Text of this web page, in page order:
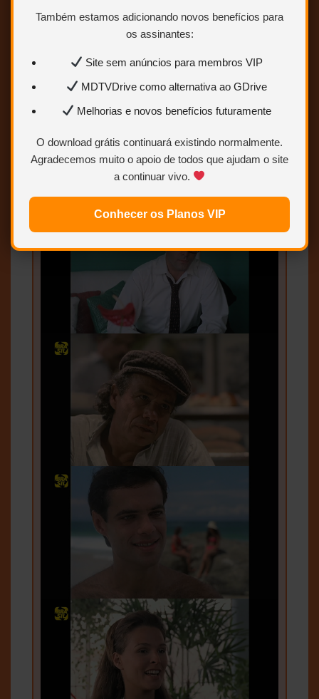
Também estamos adicionando novos benefícios para
os assinantes:
Site sem anúncios para membros VIP
MDTVDrive como alternativa ao GDrive
Melhorias e novos benefícios futuramente
O download grátis continuará existindo normalmente.
Agradecemos muito o apoio de todos que ajudam o site
a continuar vivo.
Conhecer os Planos VIP